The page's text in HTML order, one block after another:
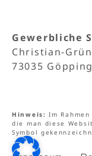
Gewerbliche
Christian-
73035
Hinweis:Im
die man diese
Symbol